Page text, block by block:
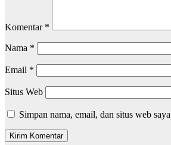
Komentar *
Nama *
Email *
Situs Web
Simpan nama, email, dan situs web